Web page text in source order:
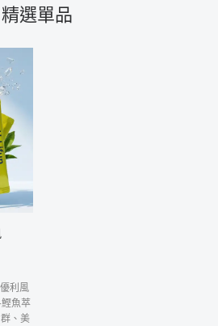
精選單品
利風
魚萃
、美